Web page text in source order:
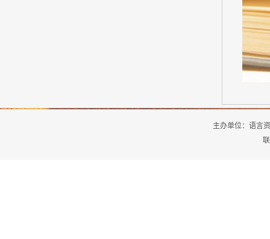
主办单位： 语言